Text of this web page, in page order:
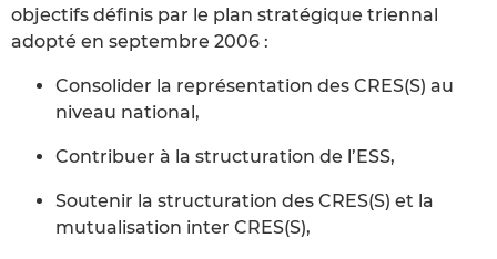
objectifs définis par le plan stratégique triennal
adopté en septembre 2006 :
Consolider la représentation des CRES(S) au
niveau national,
Contribuer à la structuration de l’ESS,
Soutenir la structuration des CRES(S) et la
mutualisation inter CRES(S),